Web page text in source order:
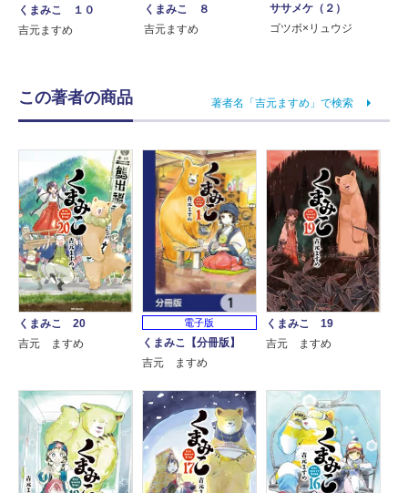
くまみこ １０
吉元ますめ
くまみこ ８
吉元ますめ
ササメケ（２）
ゴツボ×リュウジ
この著者の商品 著者名「吉元ますめ」で検索
くまみこ 20
吉元 ますめ
電子版
くまみこ【分冊版】
吉元 ますめ
くまみこ 19
吉元 ますめ